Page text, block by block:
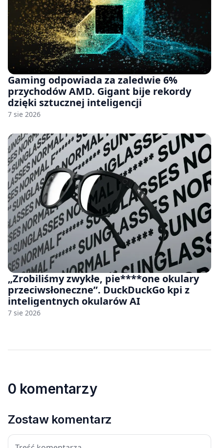
Gaming odpowiada za zaledwie 6%
przychodów AMD. Gigant bije rekordy
dzięki sztucznej inteligencji
7 sie 2026
„Zrobiliśmy zwykłe, pie****one okulary
przeciwsłoneczne”. DuckDuckGo kpi z
inteligentnych okularów AI
7 sie 2026
0 komentarzy
Zostaw komentarz